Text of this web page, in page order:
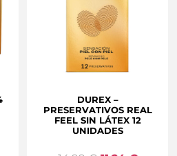
DUREX –
PRESERVATIVOS REAL
FEEL SIN LÁTEX 12
UNIDADES